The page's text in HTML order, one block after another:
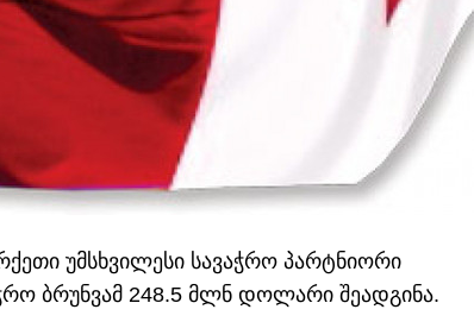
უმსხვილესი სავაჭრო პარტნიორი
ბრუნვამ 248.5 მლნ დოლარი შეადგინა.